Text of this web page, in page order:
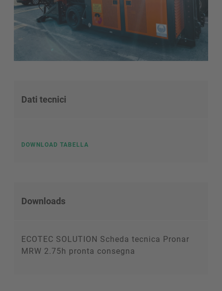
Dati tecnici
DOWNLOAD TABELLA
Downloads
ECOTEC SOLUTION Scheda tecnica Pronar
MRW 2.75h pronta consegna